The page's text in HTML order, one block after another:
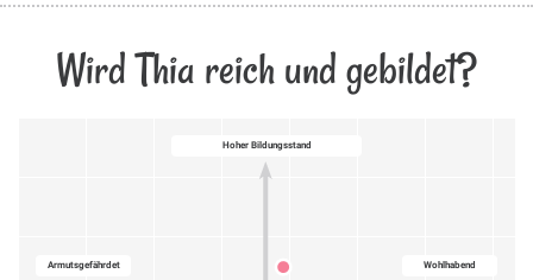
Wird Thia reich und gebildet?
Hoher Bildungsstand
Wohlhabend
Armutsgefährdet